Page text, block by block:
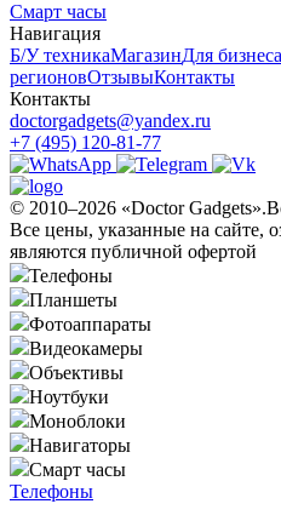
Смарт часы
Навигация
Б/У техникaМагазинДля бизнеса
регионовОтзывыКонтакты
Контакты
doctorgadgets@yandex.ru
+7 (495) 120-81-77
© 2010–2026 «Doctor
Все цены, указанные на сайте,
являются публичной офертой
Телефоны
Планшеты
Фотоаппараты
Видеокамеры
Объективы
Ноутбуки
Моноблоки
Навигаторы
Смарт часы
Телефоны